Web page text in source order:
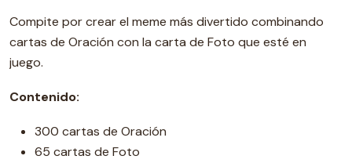
Compite por crear el meme más divertido combinando
cartas de Oración con la carta de Foto que esté en
juego.
Contenido:
300 cartas de Oración
65 cartas de Foto